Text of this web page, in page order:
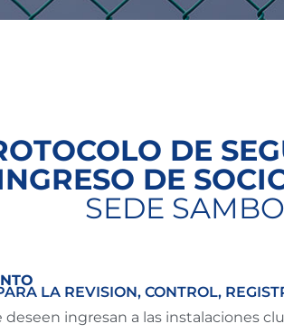
DE
DE
SEDE
LA REVISION, CONTROL,
deseen ingresan a las instalaciones